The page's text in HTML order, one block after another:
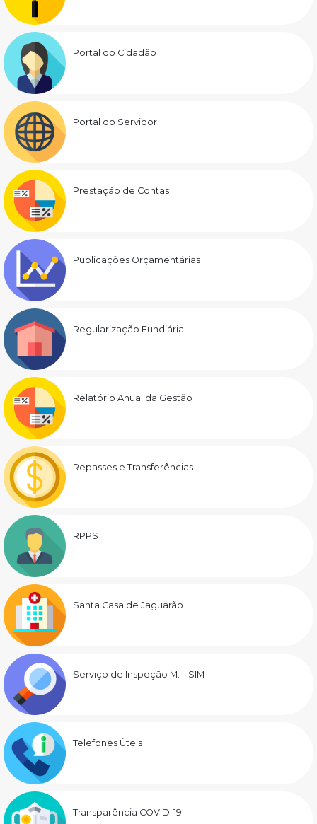
Portal do Cidadão
Portal do Servidor
Prestação de Contas
Publicações Orçamentárias
Regularização Fundiária
Relatório Anual da Gestão
Repasses e Transferências
RPPS
Santa Casa de Jaguarão
Serviço de Inspeção M. – SIM
Telefones Úteis
Transparência COVID-19